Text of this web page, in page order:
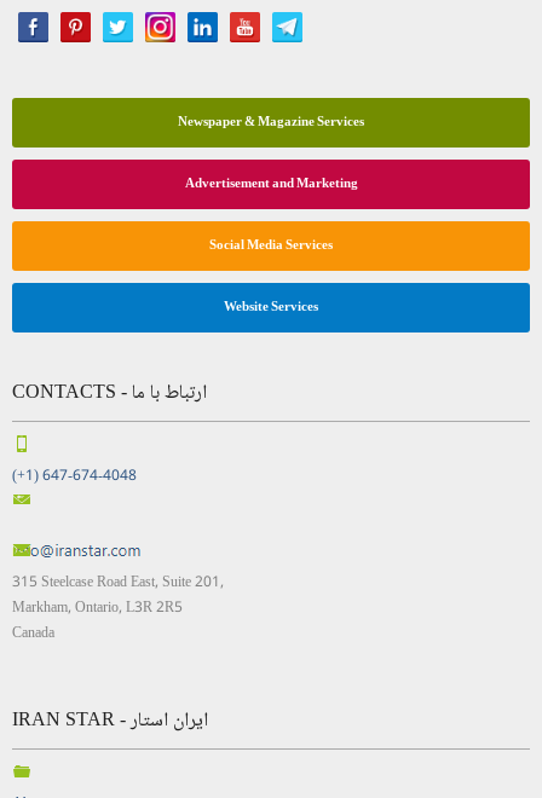
Newspaper & Magazine Services
Advertisement and Marketing
Social Media Services
Website Services
CONTACTS - ارتباط با ما
(+1) 647-674-4048
315 Steelcase Road East, Suite 201,
Markham, Ontario, L3R 2R5
Canada
IRAN STAR - ایران استار